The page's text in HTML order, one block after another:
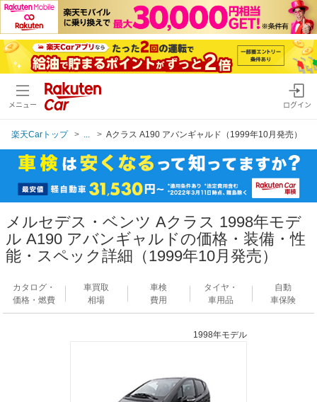
メニュー ログイン
楽天Carトップ Aクラス A190 アバンギャルド（1999年10月発売）
メルセデス・ベンツ Aクラス 1998年モデ
ル A190 アバンギャルドの価格・装備・性
能・スペック詳細（1999年10月発売）
カタログ・
価格・燃費
車買取
相場
車検
費用
タイヤ・
車用品
自動
車保険
1998年モデル